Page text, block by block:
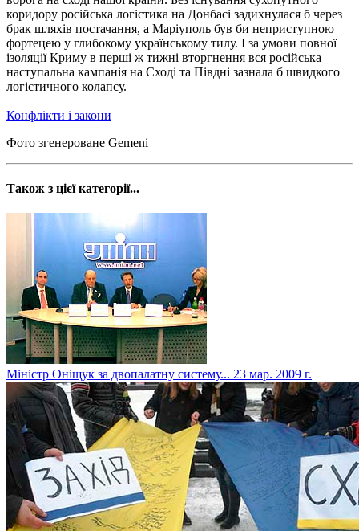
коридору російська логістика на Донбасі задихнулася б через
брак шляхів постачання, а Маріуполь був би неприступною
фортецею у глибокому українському тилу. І за умови повної
ізоляції Криму в перші ж тижні вторгнення вся російська
наступальна кампанія на Сході та Півдні зазнала б швидкого
логістичного колапсу.
Конфлікти і закони
Фото згенероване Gemeni
Також з цієї категорії...
Міністр Оніщук за двопалатну систему... 23 мар. 2009 г.